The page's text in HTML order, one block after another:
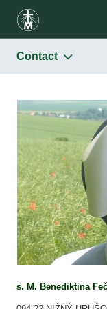
Contact
Contact
s. M. Benediktina